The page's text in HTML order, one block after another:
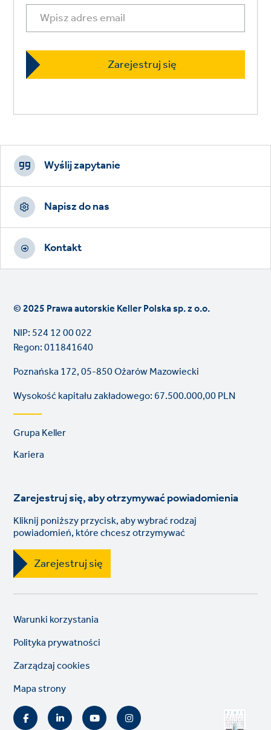
Footer
CTAs
Wyślij zapytanie
Napisz do nas
Kontakt
© 2025 Prawa autorskie Keller Polska sp. z o.o.
NIP: 524 12 00 022
Regon: 011841640
Poznańska 172, 05-850 Ożarów Mazowiecki
Wysokość kapitału zakładowego: 67.500.000,00 PLN
Footer
links
Grupa Keller
Kariera
Zarejestruj się, aby otrzymywać powiadomienia
Kliknij poniższy przycisk, aby wybrać rodzaj
powiadomień, które chcesz otrzymywać
Zarejestruj się
Legal
links
Warunki korzystania
Polityka prywatności
Zarządzaj cookies
Mapa strony